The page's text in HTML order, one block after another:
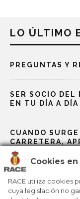
Cookies en
RACE utiliza cookies
cuya legislación no
LO ÚLTIMO
PREGUNTAS Y
SER SOCIO DEL
EN TU DÍA A DÍA
CUANDO
CARRETERA,
RACE, BP Y